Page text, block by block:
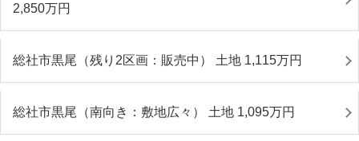
2,850万円
総社市黒尾（残り2区画：販売中） 土地 1,115万円
総社市黒尾（南向き：敷地広々） 土地 1,095万円